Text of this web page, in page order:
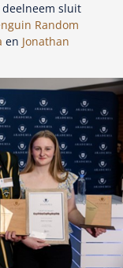
sluit
Random
en Jonathan